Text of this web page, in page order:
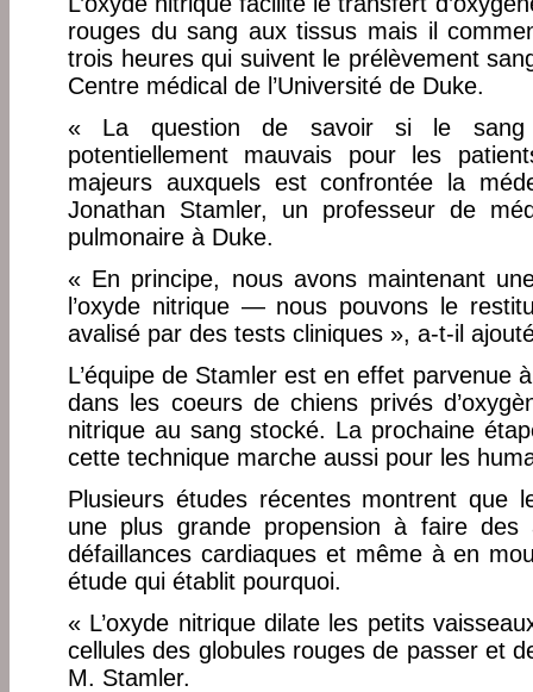
rouges du sang aux tissus mais il
trois heures qui suivent le prélèvement
Centre médical de l’Université de Duke.
« La question de savoir si le sang
potentiellement mauvais pour les
majeurs auxquels est confrontée la
Jonathan Stamler, un professeur de
pulmonaire à Duke.
« En principe, nous avons maintenant
l’oxyde nitrique — nous pouvons le
avalisé par des tests cliniques », a-t-il
L’équipe de Stamler est en effet parvenue
dans les coeurs de chiens privés
nitrique au sang stocké. La prochaine
cette technique marche aussi pour les
Plusieurs études récentes montrent que
une plus grande propension à faire des
défaillances cardiaques et même à en
étude qui établit pourquoi.
« L’oxyde nitrique dilate les petits
cellules des globules rouges de passer et
M. Stamler.